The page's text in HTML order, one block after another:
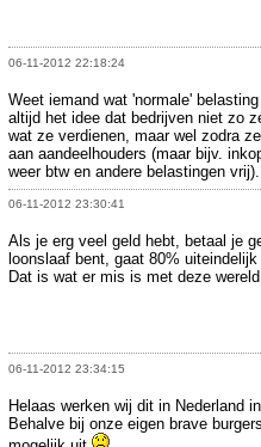
06-11-2012 22:18:24
Weet iemand wat 'normale'
altijd het idee dat bedrijven niet zo
wat ze verdienen, maar wel zodra
aan aandeelhouders (maar bijv.
weer btw en andere belastingen vrij).
06-11-2012 23:30:41
Als je erg veel geld hebt, betaal je
loonslaaf bent, gaat 80%
Dat is wat er mis is met deze
06-11-2012 23:34:15
Helaas werken wij dit in Nederland
Behalve bij onze eigen brave